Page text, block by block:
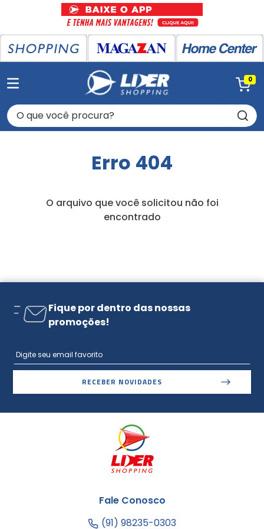
0
O que você procura?
Erro 404
O arquivo que você solicitou não foi
encontrado
Fique por dentro das nossas
promoções!
RECEBER NOVIDADES
Fale Conosco
(91) 98235-0303